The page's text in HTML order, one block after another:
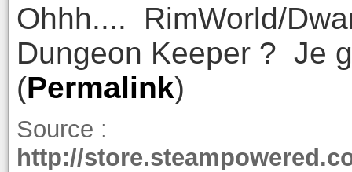
Ohhh.... RimWorld/
Dungeon Keeper ? Je
(Permalink)
Source :
http://